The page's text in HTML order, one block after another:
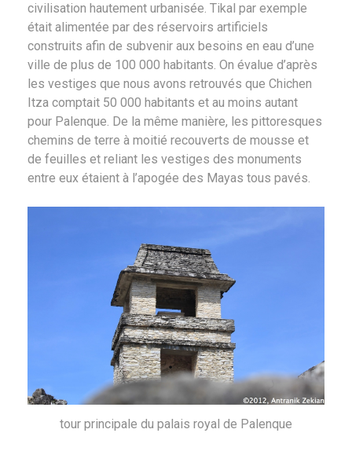
civilisation hautement urbanisée. Tikal par exemple
était alimentée par des réservoirs artificiels
construits afin de subvenir aux besoins en eau d’une
ville de plus de 100 000 habitants. On évalue d’après
les vestiges que nous avons retrouvés que Chichen
Itza comptait 50 000 habitants et au moins autant
pour Palenque. De la même manière, les pittoresques
chemins de terre à moitié recouverts de mousse et
de feuilles et reliant les vestiges des monuments
entre eux étaient à l’apogée des Mayas tous pavés.
tour principale du palais royal de Palenque